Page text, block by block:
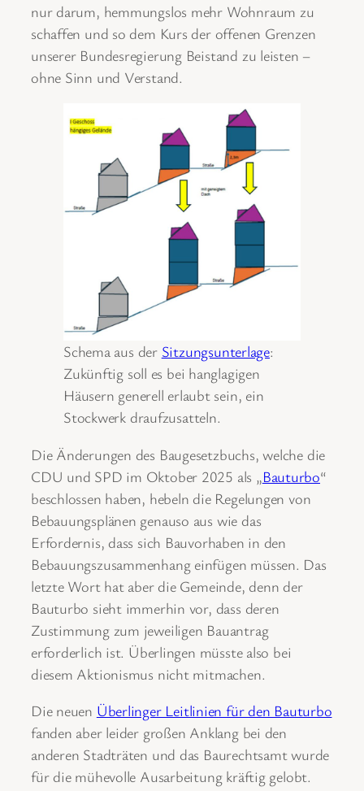
nur darum, hemmungslos mehr Wohnraum zu
schaffen und so dem Kurs der offenen Grenzen
unserer Bundesregierung Beistand zu leisten –
ohne Sinn und Verstand.
Schema aus der Sitzungsunterlage:
Zukünftig soll es bei hanglagigen
Häusern generell erlaubt sein, ein
Stockwerk draufzusatteln.
Die Änderungen des Baugesetzbuchs, welche die
CDU und SPD im Oktober 2025 als „Bauturbo“
beschlossen haben, hebeln die Regelungen von
Bebauungsplänen genauso aus wie das
Erfordernis, dass sich Bauvorhaben in den
Bebauungszusammenhang einfügen müssen. Das
letzte Wort hat aber die Gemeinde, denn der
Bauturbo sieht immerhin vor, dass deren
Zustimmung zum jeweiligen Bauantrag
erforderlich ist. Überlingen müsste also bei
diesem Aktionismus nicht mitmachen.
Die neuen Überlinger Leitlinien für den Bauturbo
fanden aber leider großen Anklang bei den
anderen Stadträten und das Baurechtsamt wurde
für die mühevolle Ausarbeitung kräftig gelobt.